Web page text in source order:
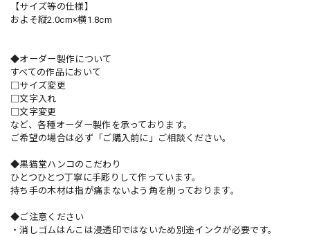
【サイズ等の仕様】
およそ縦2.0cm×横1.8cm
◆オーダー製作について
すべての作品において
□サイズ変更
□文字入れ
□文字変更
など、各種オーダー製作を承っております。
ご希望の場合は必ず「ご購入前に」ご相談ください。
◆黒猫堂ハンコのこだわり
ひとつひとつ丁寧に手彫りして作っています。
持ち手の木材は指が痛まないよう角を削っております。
◆ご注意ください
・消しゴムはんこは浸透印ではないため別途インクが必要です。